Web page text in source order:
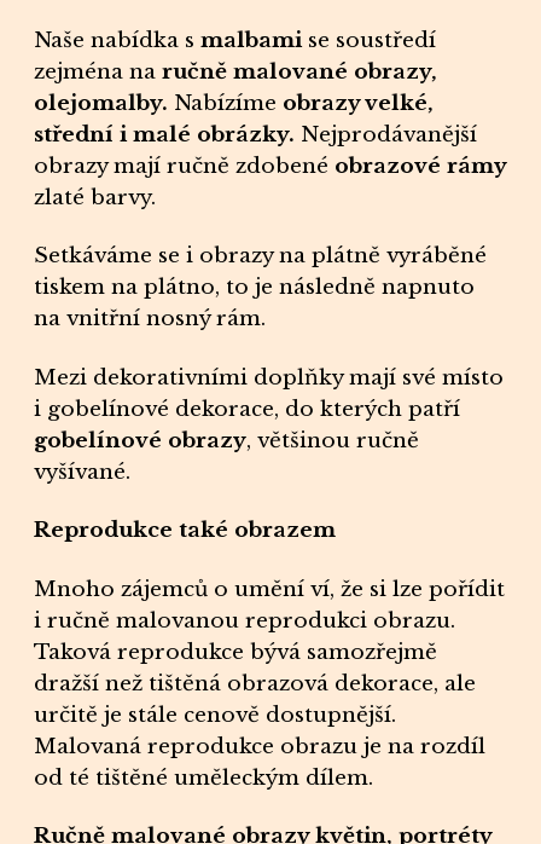
Naše nabídka smalbami se soustředí
zejména naručně malované obrazy,
olejomalby. Nabízíme obrazy velké,
střední imalé obrázky. Nejprodávanější
obrazymají ručně zdobené obrazové rámy
zlaté barvy.
Setkáváme se i obrazyna plátně vyráběné
tiskem naplátno, to je následně napnuto
na vnitřní nosnýrám.
Mezi dekorativními doplňky mají své místo
i gobelínové dekorace, do kterých patří
gobelínové obrazy, většinou ručně
vyšívané.
Reprodukce také obrazem
Mnoho zájemců oumění ví, že si lze pořídit
i ručně malovanoureprodukci obrazu.
Takováreprodukce bývá samozřejmě
dražší než tištěná obrazová dekorace, ale
určitě je stále cenově dostupnější.
Malovanáreprodukce obrazu je na rozdíl
od té tištěné uměleckým dílem.
Ručně malované obrazy květin, portréty